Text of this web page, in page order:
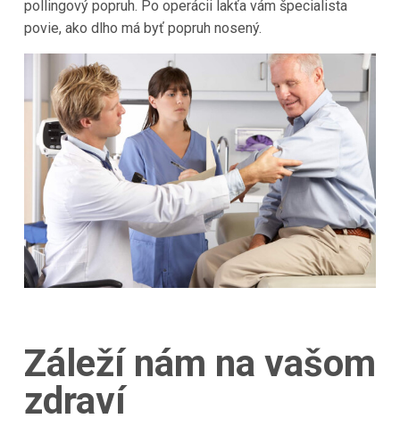
pollingový popruh. Po operácii lakťa vám špecialista
povie, ako dlho má byť popruh nosený.
Záleží nám na vašom
zdraví